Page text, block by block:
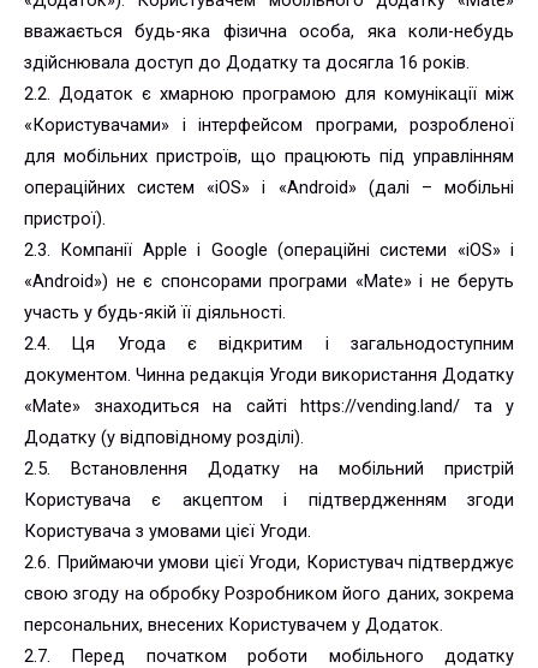
вважається будь-яка фізична особа, яка коли-небудь
здійснювала доступ до Додатку та досягла 16 років.
2.2. Додаток є хмарною програмою для комунікації між
«Користувачами» і інтерфейсом програми, розробленої
для мобільних пристроїв, що працюють під управлінням
операційних систем «iOS» і «Android» (далі – мобільні
пристрої).
2.3. Компанії Apple і Google (операційні системи «iOS» і
«Android») не є спонсорами програми «Mate» і не беруть
участь у будь-якій її діяльності.
2.4. Ця Угода є відкритим і загальнодоступним
документом. Чинна редакція Угоди використання Додатку
«Mate» знаходиться на сайті https://vending.land/ та у
Додатку (у відповідному розділі).
2.5. Встановлення Додатку на мобільний пристрій
Користувача є акцептом і підтвердженням згоди
Користувача з умовами цієї Угоди.
2.6. Приймаючи умови цієї Угоди, Користувач підтверджує
свою згоду на обробку Розробником його даних, зокрема
персональних, внесених Користувачем у Додаток.
2.7. Перед початком роботи мобільного додатку